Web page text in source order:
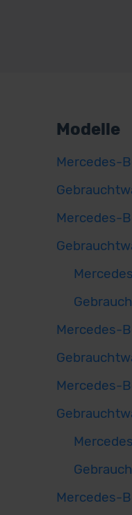
Modelle
Mercedes-
Mercedes-
Mercedes-
Mercedes-
Mercedes-